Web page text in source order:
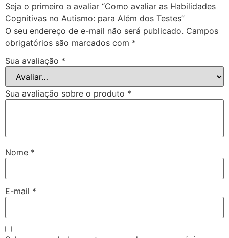
Seja o primeiro a avaliar “Como avaliar as Habilidades
Cognitivas no Autismo: para Além dos Testes”
O seu endereço de e-mail não será publicado. Campos
obrigatórios são marcados com *
Sua avaliação *
Sua avaliação sobre o produto *
Nome *
E-mail *